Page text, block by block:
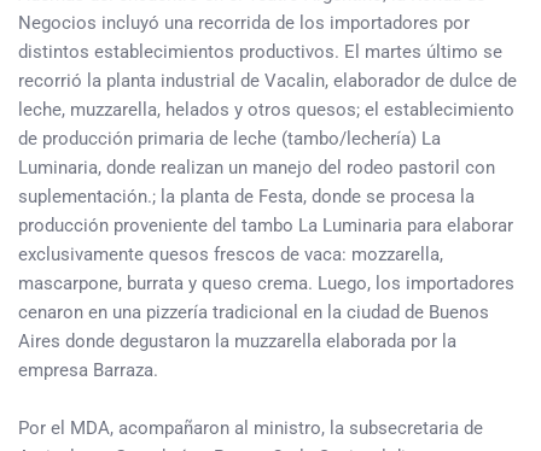
Negocios incluyó una recorrida de los importadores por
distintos establecimientos productivos. El martes último se
recorrió la planta industrial de Vacalin, elaborador de dulce de
leche, muzzarella, helados y otros quesos; el establecimiento
de producción primaria de leche (tambo/lechería) La
Luminaria, donde realizan un manejo del rodeo pastoril con
suplementación.; la planta de Festa, donde se procesa la
producción proveniente del tambo La Luminaria para elaborar
exclusivamente quesos frescos de vaca: mozzarella,
mascarpone, burrata y queso crema. Luego, los importadores
cenaron en una pizzería tradicional en la ciudad de Buenos
Aires donde degustaron la muzzarella elaborada por la
empresa Barraza.
Por el MDA, acompañaron al ministro, la subsecretaria de